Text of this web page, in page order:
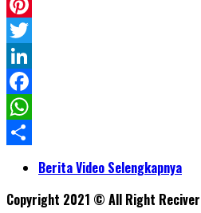
Pinterest
Twitter
LinkedIn
Facebook
WhatsApp
ShareBerita Video Selengkapnya
Copyright 2021 © All Right Reciver